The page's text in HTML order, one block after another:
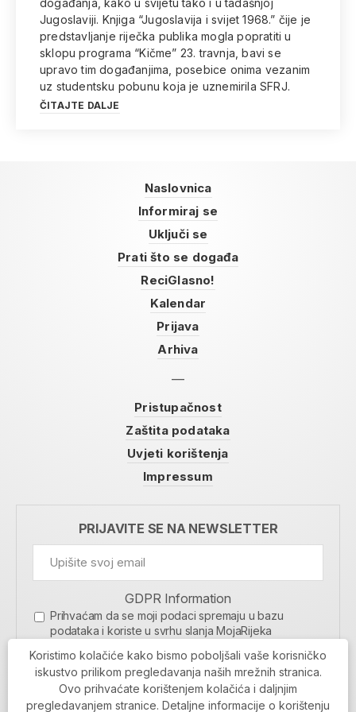
događanja, kako u svijetu tako i u tadašnjoj
Jugoslaviji. Knjiga “Jugoslavija i svijet 1968.” čije je
predstavljanje riječka publika mogla popratiti u
sklopu programa “Kičme” 23. travnja, bavi se
upravo tim događanjima, posebice onima vezanim
uz studentsku pobunu koja je uznemirila SFRJ.
ČITAJTE DALJE
Naslovnica
Informiraj se
Uključi se
Prati što se događa
ReciGlasno!
Kalendar
Prijava
Arhiva
Pristupačnost
Zaštita podataka
Uvjeti korištenja
Impressum
PRIJAVITE SE NA NEWSLETTER
GDPR Information
Prihvaćam da se moji podaci spremaju u bazu
podataka i koriste u svrhu slanja MojaRijeka
MOJARIJEKA NEWSLETTER
PRIJAVI SE
Koristimo kolačiće kako bismo poboljšali vaše korisničko
iskustvo prilikom pregledavanja naših mrežnih stranica.
Ovo prihvaćate korištenjem kolačića i daljnjim
pregledavanjem stranice. Detaljne informacije o korištenju